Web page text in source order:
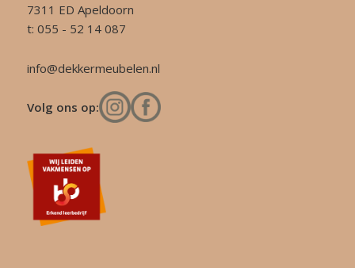
7311 ED Apeldoorn
t: 055 - 52 14 087
info@dekkermeubelen.nl
Volg ons op: